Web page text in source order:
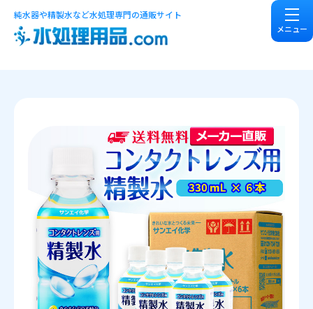
純水器や精製水など水処理専門の通販サイト
メニュー